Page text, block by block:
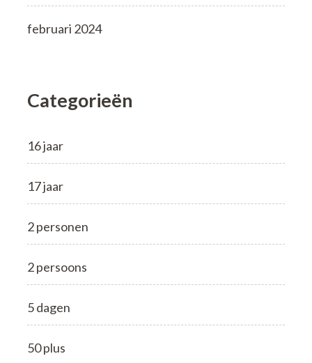
februari 2024
Categorieën
16 jaar
17 jaar
2 personen
2 persoons
5 dagen
50 plus